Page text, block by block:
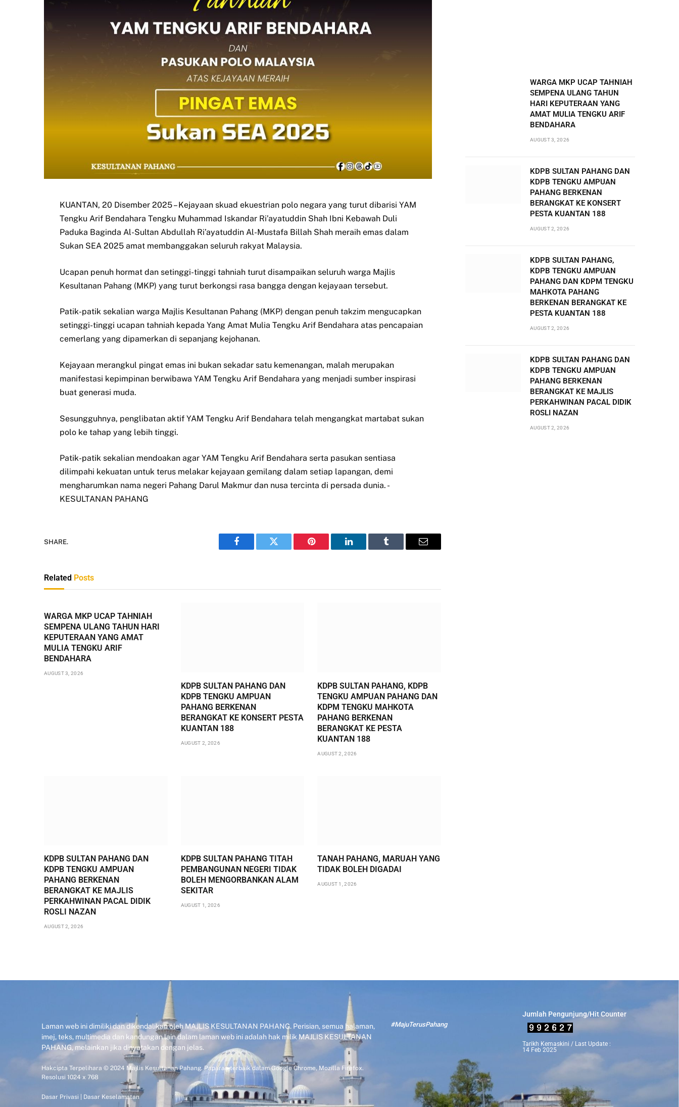
KUANTAN, 20 Disember 2025 – Kejayaan skuad ekuestrian polo negara yang turut dibarisi YAM
Tengku Arif Bendahara Tengku Muhammad Iskandar Ri’ayatuddin Shah Ibni Kebawah Duli
Paduka Baginda Al-Sultan Abdullah Ri’ayatuddin Al-Mustafa Billah Shah meraih emas dalam
Sukan SEA 2025 amat membanggakan seluruh rakyat Malaysia.
Ucapan penuh hormat dan setinggi-tinggi tahniah turut disampaikan seluruh warga Majlis
Kesultanan Pahang (MKP) yang turut berkongsi rasa bangga dengan kejayaan tersebut.
Patik-patik sekalian warga Majlis Kesultanan Pahang (MKP) dengan penuh takzim mengucapkan
setinggi-tinggi ucapan tahniah kepada Yang Amat Mulia Tengku Arif Bendahara atas pencapaian
cemerlang yang dipamerkan di sepanjang kejohanan.
Kejayaan merangkul pingat emas ini bukan sekadar satu kemenangan, malah merupakan
manifestasi kepimpinan berwibawa YAM Tengku Arif Bendahara yang menjadi sumber inspirasi
buat generasi muda.
Sesungguhnya, penglibatan aktif YAM Tengku Arif Bendahara telah mengangkat martabat sukan
polo ke tahap yang lebih tinggi.
Patik-patik sekalian mendoakan agar YAM Tengku Arif Bendahara serta pasukan sentiasa
dilimpahi kekuatan untuk terus melakar kejayaan gemilang dalam setiap lapangan, demi
mengharumkan nama negeri Pahang Darul Makmur dan nusa tercinta di persada dunia. -
KESULTANAN PAHANG
SHARE.
Facebook Twitter Pinterest LinkedIn Tumblr Email
Related Posts
WARGA MKP UCAP TAHNIAH
SEMPENA ULANG TAHUN HARI
KEPUTERAAN YANG AMAT
MULIA TENGKU ARIF
BENDAHARA
AUGUST 3, 2026
KDPB SULTAN PAHANG DAN
KDPB TENGKU AMPUAN
PAHANG BERKENAN
BERANGKAT KE KONSERT PESTA
KUANTAN 188
AUGUST 2, 2026
KDPB SULTAN PAHANG, KDPB
TENGKU AMPUAN PAHANG DAN
KDPM TENGKU MAHKOTA
PAHANG BERKENAN
BERANGKAT KE PESTA
KUANTAN 188
AUGUST 2, 2026
KDPB SULTAN PAHANG DAN
KDPB TENGKU AMPUAN
PAHANG BERKENAN
BERANGKAT KE MAJLIS
PERKAHWINAN PACAL DIDIK
ROSLI NAZAN
AUGUST 2, 2026
KDPB SULTAN PAHANG TITAH
PEMBANGUNAN NEGERI TIDAK
BOLEH MENGORBANKAN ALAM
SEKITAR
AUGUST 1, 2026
TANAH PAHANG, MARUAH YANG
TIDAK BOLEH DIGADAI
AUGUST 1, 2026
WARGA MKP UCAP TAHNIAH
SEMPENA ULANG TAHUN
HARI KEPUTERAAN YANG
AMAT MULIA TENGKU ARIF
BENDAHARA
AUGUST 3, 2026
KDPB SULTAN PAHANG DAN
KDPB TENGKU AMPUAN
PAHANG BERKENAN
BERANGKAT KE KONSERT
PESTA KUANTAN 188
AUGUST 2, 2026
KDPB SULTAN PAHANG,
KDPB TENGKU AMPUAN
PAHANG DAN KDPM TENGKU
MAHKOTA PAHANG
BERKENAN BERANGKAT KE
PESTA KUANTAN 188
AUGUST 2, 2026
KDPB SULTAN PAHANG DAN
KDPB TENGKU AMPUAN
PAHANG BERKENAN
BERANGKAT KE MAJLIS
PERKAHWINAN PACAL DIDIK
ROSLI NAZAN
AUGUST 2, 2026
Laman web ini dimiliki dan dikendalikan oleh MAJLIS KESULTANAN PAHANG. Perisian, semua halaman,
imej, teks, multimedia dan kandungan lain dalam laman web ini adalah hak milik MAJLIS KESULTANAN
PAHANG, melainkan jika dinyatakan dengan jelas.
Hakcipta Terpelihara © 2024 Majlis Kesultanan Pahang. Paparan terbaik dalam Google Chrome, Mozilla Firefox.
Resolusi 1024 x 768
Dasar Privasi Dasar Keselamatan
#MajuTerusPahang
Jumlah Pengunjung/Hit Counter
Tarikh Kemaskini / Last Update :
14 Feb 2025